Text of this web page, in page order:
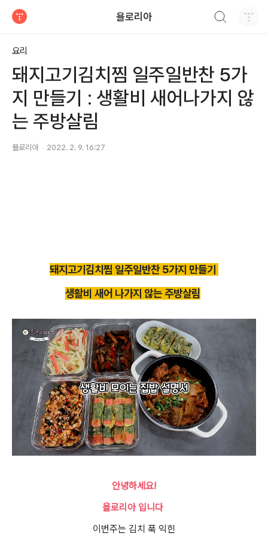
욜로리아
요리
돼지고기김치찜 일주일반찬 5가
지 만들기 : 생활비 새어나가지 않
는 주방살림
욜로리아 2022. 2. 9. 16:27
돼지고기김치찜 일주일반찬 5가지 만들기
생활비 새어 나가지 않는 주방살림
안녕하세요!
욜로리아 입니다
이번주는 김치 푹 익힌